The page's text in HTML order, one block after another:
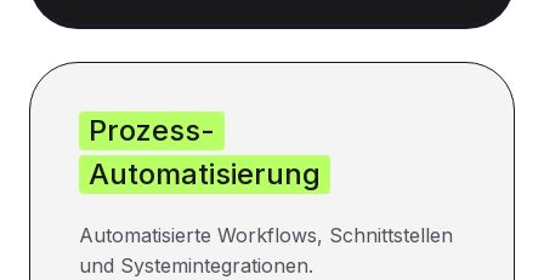
Prozess-
Automatisierung
Automatisierte Workflows, Schnittstellen
und Systemintegrationen.